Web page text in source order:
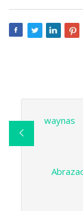
waynas